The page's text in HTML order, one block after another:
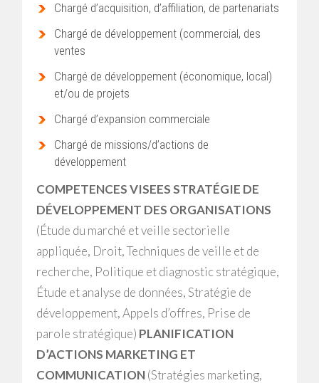
Chargé d’acquisition, d’affiliation, de partenariats
Chargé de développement (commercial, des
ventes
Chargé de développement (économique, local)
et/ou de projets
Chargé d’expansion commerciale
Chargé de missions/d’actions de
développement
COMPETENCES VISEESSTRATÉGIE DE
DÉVELOPPEMENT DES ORGANISATIONS
(Étude du marché et veille sectorielle
appliquée, Droit, Techniques de veille et de
recherche, Politique et diagnostic stratégique,
Étude et analyse de données, Stratégie de
développement, Appels d’offres, Prise de
parole stratégique) PLANIFICATION
D’ACTIONS MARKETING ET
COMMUNICATION(Stratégies marketing,